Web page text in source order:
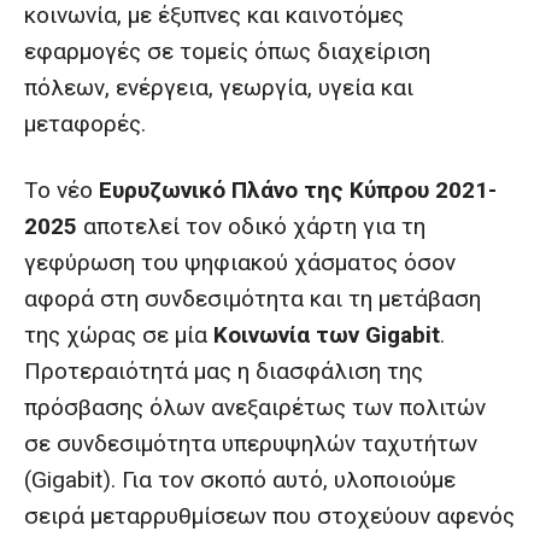
κοινωνία, με έξυπνες και καινοτόμες
εφαρμογές σε τομείς όπως διαχείριση
πόλεων, ενέργεια, γεωργία, υγεία και
μεταφορές.
Το νέο Ευρυζωνικό Πλάνο της Κύπρου 2021-
2025 αποτελεί τον οδικό χάρτη για τη
γεφύρωση του ψηφιακού χάσματος όσον
αφορά στη συνδεσιμότητα και τη μετάβαση
της χώρας σε μία Κοινωνία των Gigabit.
Προτεραιότητά μας η διασφάλιση της
πρόσβασης όλων ανεξαιρέτως των πολιτών
σε συνδεσιμότητα υπερυψηλών ταχυτήτων
(Gigabit). Για τον σκοπό αυτό, υλοποιούμε
σειρά μεταρρυθμίσεων που στοχεύουν αφενός